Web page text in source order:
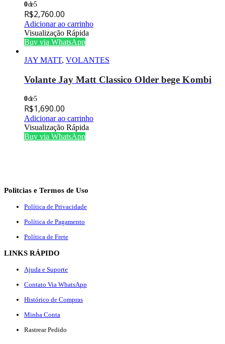
0de 5
R$2,760.00
Adicionar ao carrinho
Visualização Rápida
Buy via WhatsApp
JAY MATT, VOLANTES
Volante Jay Matt Classico Older bege Kombi
0de 5
R$1,690.00
Adicionar ao carrinho
Visualização Rápida
Buy via WhatsApp
Politcias e Termos de Uso
Política de Privacidade
Política de Pagamento
Política de Frete
LINKS RÁPIDO
Ajuda e Suporte
Contato Via WhatsApp
Histórico de Compras
Minha Conta
Rastrear Pedido